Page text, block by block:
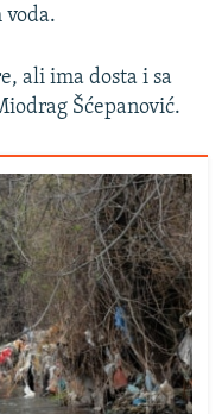
voda.
ali ima dosta i sa
Šćepanović.